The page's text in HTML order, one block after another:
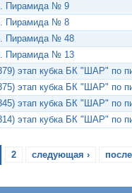
Пирамида № 9
Пирамида № 8
Пирамида № 48
Пирамида № 13
этап кубка БК "ШАР" по
этап кубка БК "ШАР" по
этап кубка БК "ШАР" по
этап кубка БК "ШАР" по
2 следующая ›